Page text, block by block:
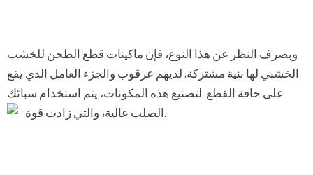
وبصرف النظر عن هذا النوع، فإن ماكينات قطع الطحن للخشب
الخشبي لها بنية مشتركة. لديهم عرقوب والجزء العامل الذي يقع
على حافة القطع. لتصنيع هذه المكونات، يتم استخدام سبائك
الصلب عالية، والتي زادت قوة.